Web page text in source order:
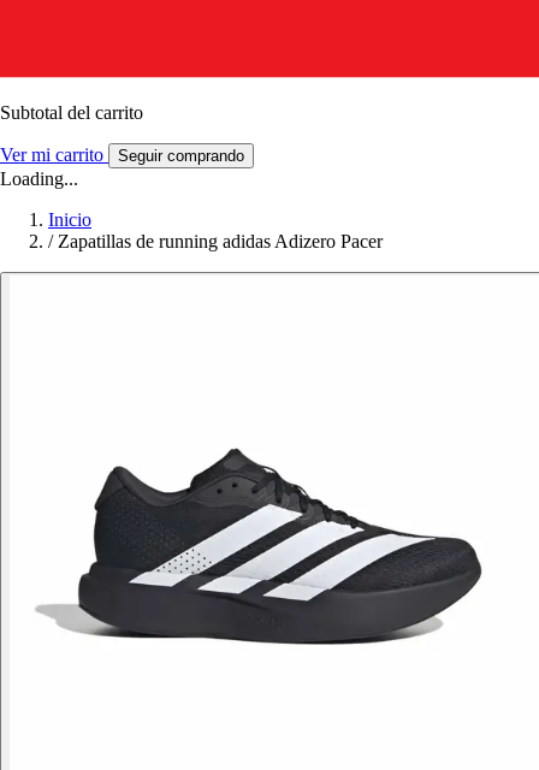
Subtotal del carrito
Ver mi carrito Seguir comprando
Loading...
Inicio
/ Zapatillas de running adidas Adizero Pacer